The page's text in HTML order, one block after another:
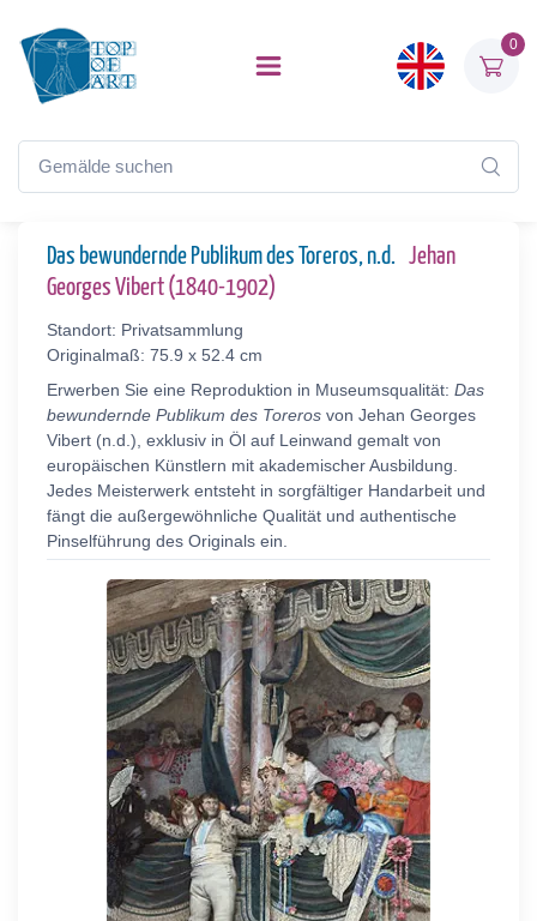
0
Das bewundernde Publikum des Toreros, n.d. Jehan
Georges Vibert (1840-1902)
Standort: Privatsammlung
Originalmaß: 75.9 x 52.4 cm
Erwerben Sie eine Reproduktion in Museumsqualität: Das
bewundernde Publikum des Toreros von Jehan Georges
Vibert (n.d.), exklusiv in Öl auf Leinwand gemalt von
europäischen Künstlern mit akademischer Ausbildung.
Jedes Meisterwerk entsteht in sorgfältiger Handarbeit und
fängt die außergewöhnliche Qualität und authentische
Pinselführung des Originals ein.